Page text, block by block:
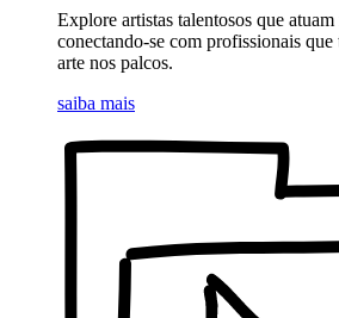
Explore artistas talentosos que atuam
conectando-se com profissionais
arte nos palcos.
saiba mais